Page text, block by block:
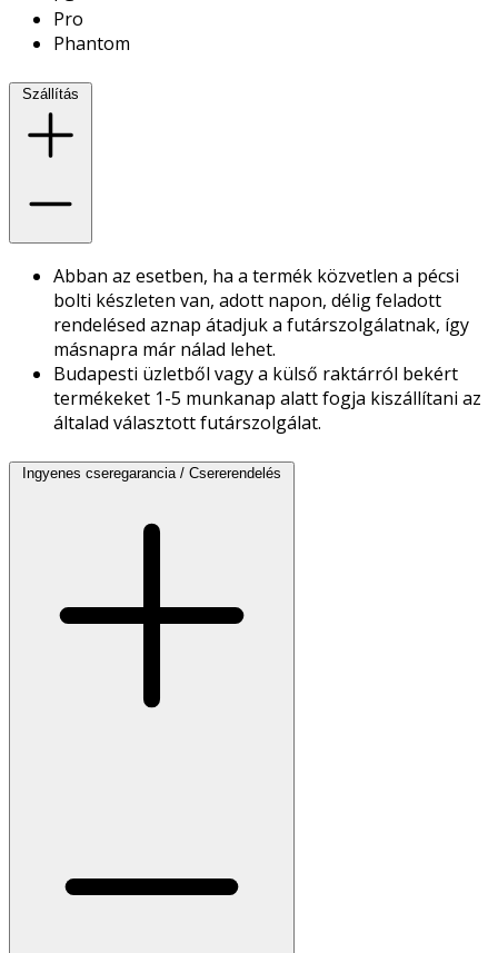
Pro
Phantom
Szállítás
Abban az esetben, ha a termék közvetlen a pécsi
bolti készleten van, adott napon, délig feladott
rendelésed aznap átadjuk a futárszolgálatnak, így
másnapra már nálad lehet.
Budapesti üzletből vagy a külső raktárról bekért
termékeket 1-5 munkanap alatt fogja kiszállítani az
általad választott futárszolgálat.
Ingyenes cseregarancia / Csererendelés